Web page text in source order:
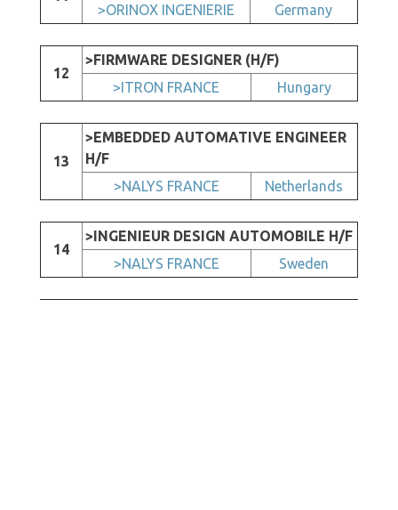
>ORINOX INGENIERIE
Germany
12
>FIRMWARE DESIGNER (H/F)
>ITRON FRANCE
Hungary
13
>EMBEDDED AUTOMATIVE ENGINEER
H/F
>NALYS FRANCE
Netherlands
14
>INGENIEUR DESIGN AUTOMOBILE H/F
>NALYS FRANCE
Sweden